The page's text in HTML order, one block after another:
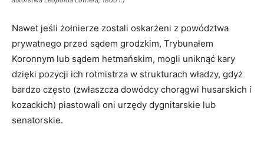
Nawet jeśli żołnierze zostali oskarżeni z powództwa
prywatnego przed sądem grodzkim, Trybunałem
Koronnym lub sądem hetmańskim, mogli uniknąć kary
dzięki pozycji ich rotmistrza w strukturach władzy, gdyż
bardzo często (zwłaszcza dowódcy chorągwi husarskich i
kozackich) piastowali oni urzędy dygnitarskie lub
senatorskie.